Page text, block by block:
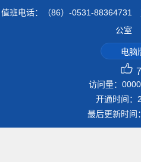
值班电话：（86）-0531-88364731
公
电脑
访问量：
开通时间：
最后更新时间：